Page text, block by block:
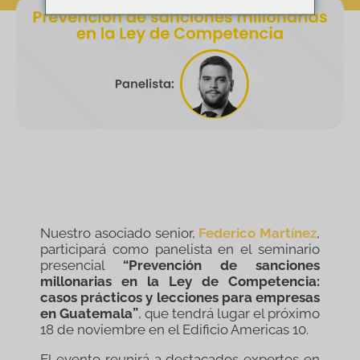
Nuestro asociado senior, Federico Martínez,
participará como panelista en el seminario
presencial “Prevención de sanciones
millonarias en la Ley de Competencia:
casos prácticos y lecciones para empresas
en Guatemala”, que tendrá lugar el próximo
18 de noviembre en el Edificio Americas 10.